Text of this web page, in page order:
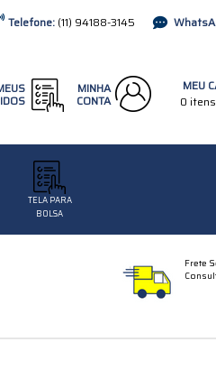
(11) 94188-3145
MINHA
CONTA
TELA PARA
BOLSA
Frete